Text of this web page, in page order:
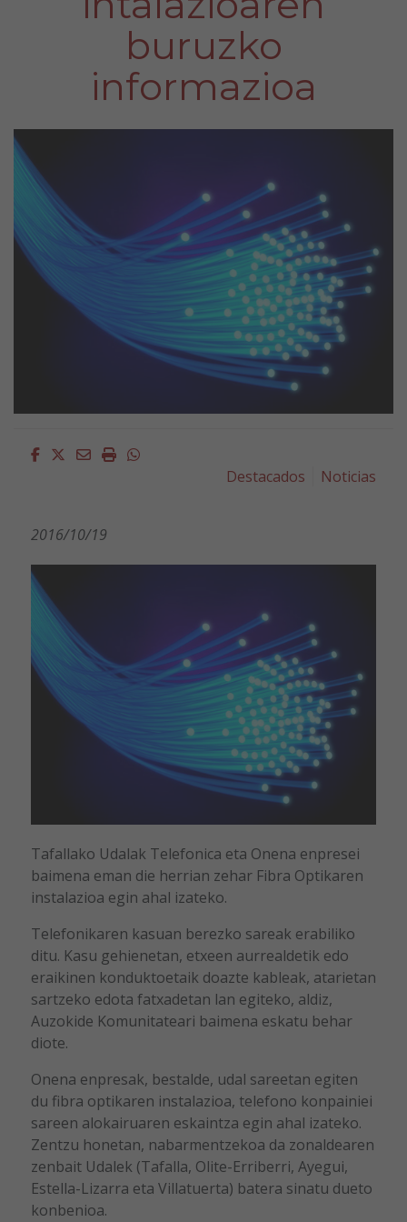
buruzko
informazioa
Facebook
Twitter
EmailImprimirWhatsapp
Destacados
Noticias
2016/10/19
Tafallako Udalak Telefonica eta Onena enpresei
baimena eman die herrian zehar Fibra Optikaren
instalazioa egin ahal izateko.
Telefonikaren kasuan berezko sareak erabiliko
ditu. Kasu gehienetan, etxeen aurrealdetik edo
eraikinen konduktoetaik doazte kableak, atarietan
sartzeko edota fatxadetan lan egiteko, aldiz,
Auzokide Komunitateari baimena eskatu behar
diote.
Onena enpresak, bestalde, udal sareetan egiten
du fibra optikaren instalazioa, telefono konpainiei
sareen alokairuaren eskaintza egin ahal izateko.
Zentzu honetan, nabarmentzekoa da zonaldearen
zenbait Udalek (Tafalla, Olite-Erriberri, Ayegui,
Estella-Lizarra eta Villatuerta) batera sinatu dueto
konbenioa.